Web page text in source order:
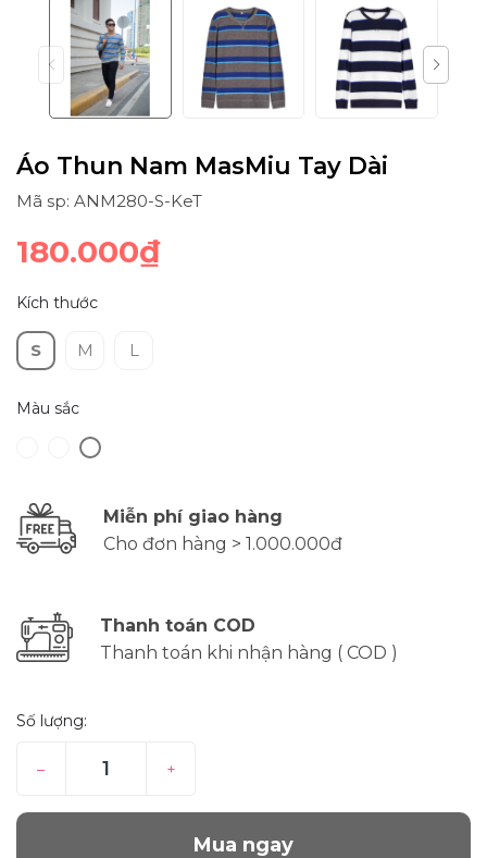
Áo Thun Nam MasMiu Tay Dài
Mã sp: ANM280-S-KeT
180.000₫
Kích thước
S M L
Màu sắc
Miễn phí giao hàng
Cho đơn hàng > 1.000.000đ
Thanh toán COD
Thanh toán khi nhận hàng ( COD )
Số lượng:
– +
Mua ngay